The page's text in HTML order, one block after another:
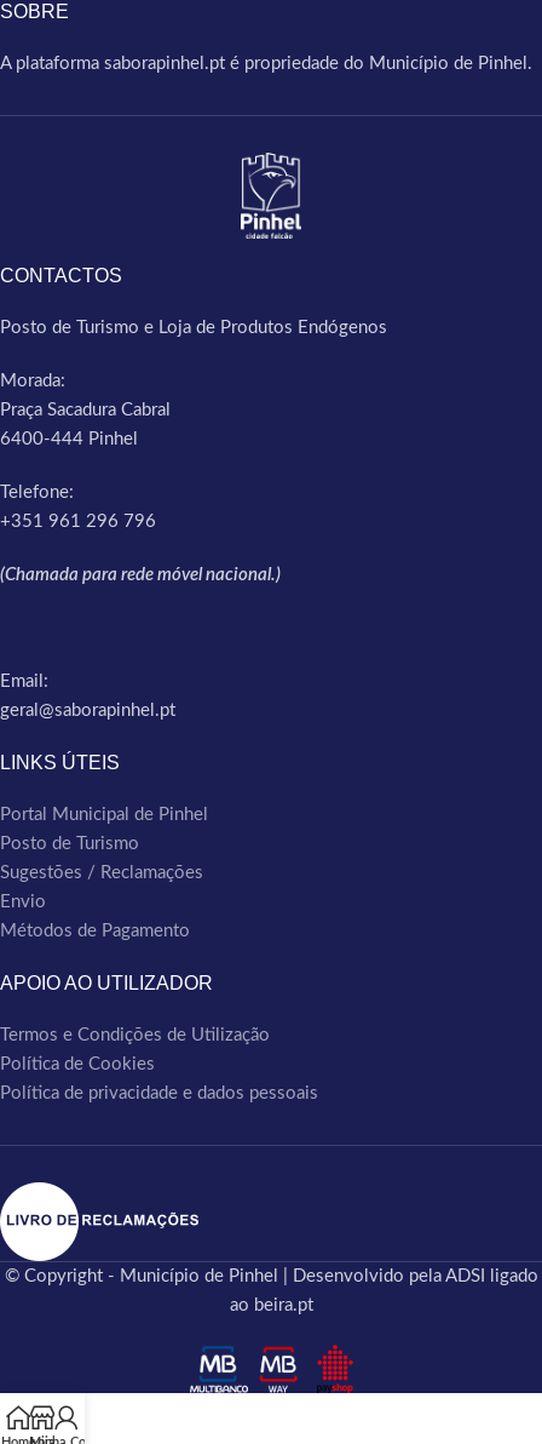
SOBRE
A plataforma saborapinhel.pt é propriedade do Município de Pinhel.
CONTACTOS
Posto de Turismo e Loja de Produtos Endógenos
Morada:
Praça Sacadura Cabral
6400-444 Pinhel
Telefone:
+351 961 296 796
(Chamada para rede móvel nacional.)
Email:
geral@saborapinhel.pt
LINKS ÚTEIS
Portal Municipal de Pinhel
Posto de Turismo
Sugestões / Reclamações
Envio
Métodos de Pagamento
APOIO AO UTILIZADOR
Termos e Condições de Utilização
Política de Cookies
Política de privacidade e dados pessoais
© Copyright - Município de Pinhel | Desenvolvido pela ADSI ligado
ao beira.pt